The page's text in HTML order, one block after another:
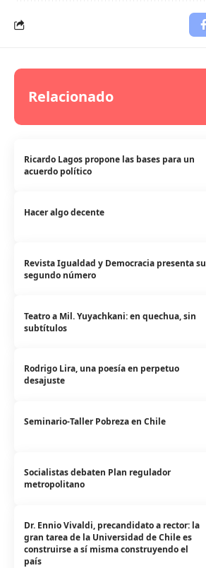
Relacionado
Ricardo Lagos propone las bases para un
acuerdo político
Hacer algo decente
Revista Igualdad y Democracia presenta su
segundo número
Teatro a Mil. Yuyachkani: en quechua, sin
subtítulos
Rodrigo Lira, una poesía en perpetuo
desajuste
Seminario-Taller Pobreza en Chile
Socialistas debaten Plan regulador
metropolitano
Dr. Ennio Vivaldi, precandidato a rector: la
gran tarea de la Universidad de Chile es
construirse a sí misma construyendo el
país